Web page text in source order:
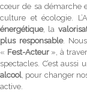
cœur de sa démarche
culture et écologie.
énergétique, la
plus responsable.
« Fest-Acteur», à
spectacles. C’est
alcool , pour changer
active.